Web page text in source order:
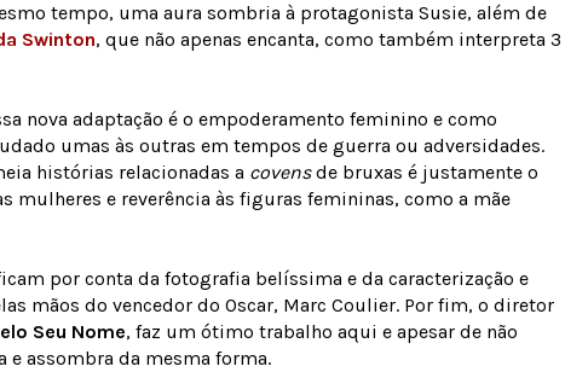
tempo, uma aura sombria à protagonista Susie, além de
Swinton, que não apenas encanta, como também interpreta 3
nova adaptação é o empoderamento feminino e como
umas às outras em tempos de guerra ou adversidades.
histórias relacionadas a covensde bruxas é justamente o
mulheres e reverência às figuras femininas, como a mãe
por conta da fotografia belíssima e da caracterização e
mãos do vencedor do Oscar, Marc Coulier. Por fim, o diretor
Seu Nome, faz um ótimo trabalho aqui e apesar de não
e assombra da mesma forma.